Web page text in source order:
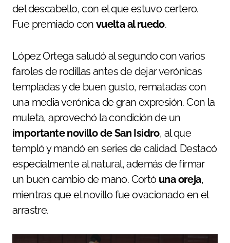
del descabello, con el que estuvo certero.
Fue premiado con vuelta al ruedo.
López Ortega saludó al segundo con varios
faroles de rodillas antes de dejar verónicas
templadas y de buen gusto, rematadas con
una media verónica de gran expresión. Con la
muleta, aprovechó la condición de un
importante novillo de San Isidro, al que
templó y mandó en series de calidad. Destacó
especialmente al natural, además de firmar
un buen cambio de mano. Cortó una oreja,
mientras que el novillo fue ovacionado en el
arrastre.